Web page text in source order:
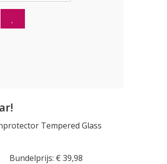
Tempered Glass
Bundelprijs: € 39,98